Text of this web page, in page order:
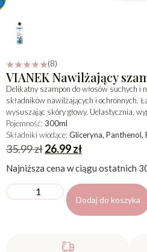
☆☆☆☆☆(8)
VIANEK Nawilżający
Delikatny szampon do włosów suchych i
składników nawilżających i ochronnych.
wysuszając skóry głowy. Uelastycznia,
Pojemność: 300ml
Składniki wiodące: Gliceryna, Panthenol,
35.99zł26.99zł
Najniższa cena w ciągu ostatnich
Dodaj do koszyka